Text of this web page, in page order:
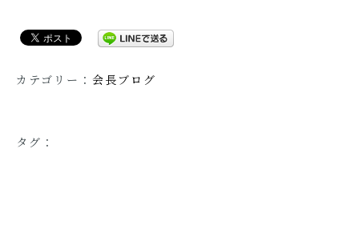
カテゴリー： 会長ブログ
タグ：